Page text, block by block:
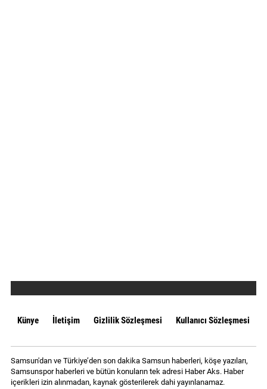
Künye İletişim Gizlilik Sözleşmesi Kullanıcı Sözleşmesi
Samsun'dan ve Türkiye’den son dakika Samsun haberleri, köşe yazıları,
Samsunspor haberleri ve bütün konuların tek adresi Haber Aks. Haber
içerikleri izin alınmadan, kaynak gösterilerek dahi yayınlanamaz.